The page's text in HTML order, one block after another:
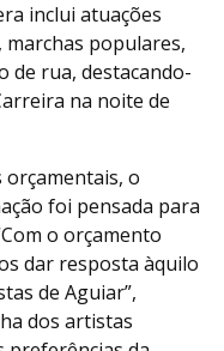
inclui atuações
marchas populares,
de rua, destacando-
na noite de
orçamentais, o
foi pensada para
o orçamento
dar resposta àquilo
de Aguiar”,
dos artistas